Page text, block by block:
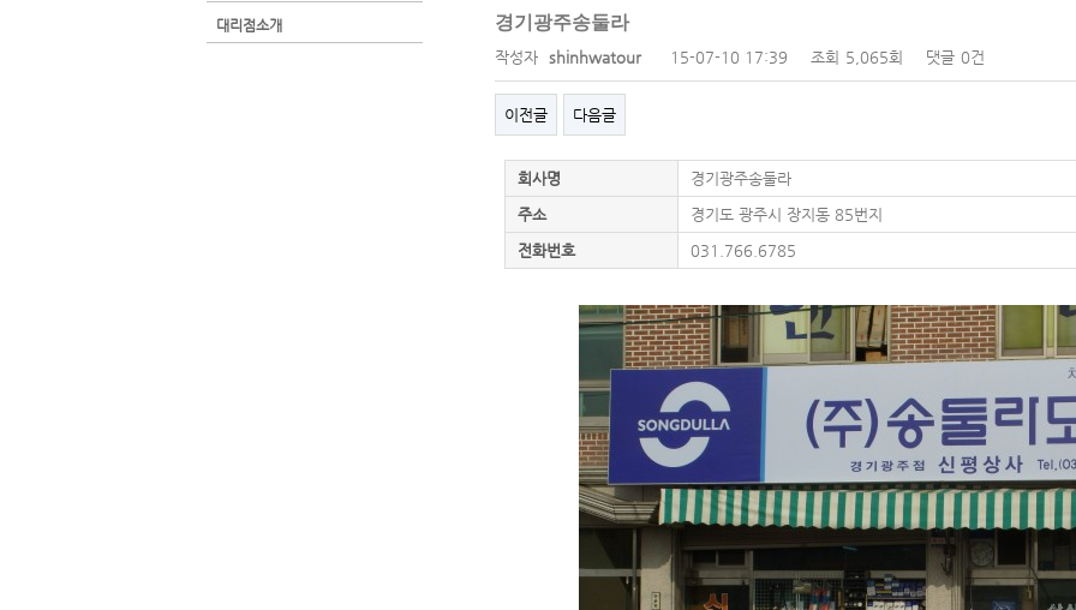
대리점소개 경기광주송둘라
작성자 shinhwatour 15-07-10 17:39 조회 5,065회 댓글 0건
이전글 다음글
회사명
경기광주송둘라
주소
경기도 광주시 장지동 85번지
전화번호
031.766.6785